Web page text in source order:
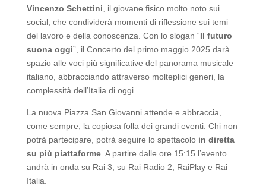
Vincenzo Schettini , il giovane fisico molto noto sui
social, che condividerà momenti di riflessione sui temi
del lavoro e della conoscenza. Con lo slogan “Il futuro
suona oggi”, il Concerto del primo maggio 2025 darà
spazio alle voci più significative del panorama musicale
italiano, abbracciando attraverso molteplici generi, la
complessità dell’Italia di oggi.
La nuova Piazza San Giovanni attende e abbraccia,
come sempre, la copiosa folla dei grandi eventi. Chi non
potrà partecipare, potrà seguire lo spettacolo in diretta
su più piattaforme. A partire dalle ore 15:15 l’evento
andrà in onda su Rai 3, su Rai Radio 2, RaiPlay e Rai
Italia.